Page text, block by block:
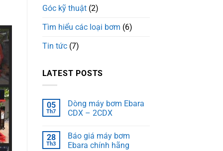
Góc kỹ thuật(2)
Tìm hiểu các loại bơm (6)
Tin tức(7)
LATEST POSTS
05
Th7
Dòng máy bơm Ebara
CDX – 2CDX
28
Th3
Báo giá máy bơm
Ebara chính hãng